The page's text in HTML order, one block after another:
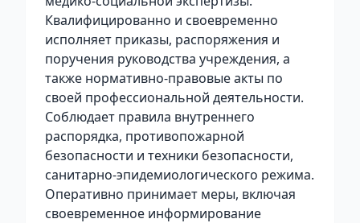
Квалифицированно и своевременно
исполняет приказы, распоряжения и
поручения руководства учреждения, а
также нормативно-правовые акты по
своей профессиональной деятельности.
Соблюдает правила внутреннего
распорядка, противопожарной
безопасности и техники безопасности,
санитарно-эпидемиологического режима.
Оперативно принимает меры, включая
своевременное информирование